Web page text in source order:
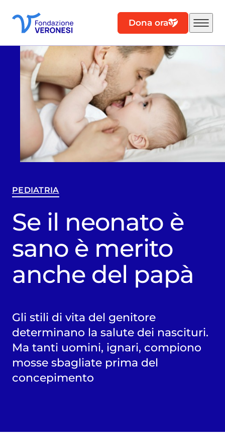
Dona ora
PEDIATRIA
Se il neonato è
sano è merito
anche del papà
Gli stili di vita del genitore
determinano la salute dei nascituri.
Ma tanti uomini, ignari, compiono
mosse sbagliate prima del
concepimento